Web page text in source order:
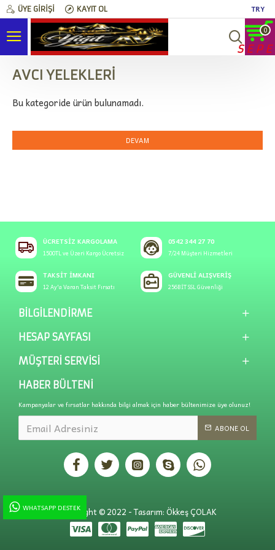
ÜYE GIRIŞI KAYIT OL TRY
0
WHATSAPP DESTEK
AVCI YELEKLERİ
Bu kategoride ürün bulunamadı.
DEVAM
ÜCRETSIZ KARGOLAMA
1500TL ve Üzeri Kargo Ücretsiz
0542 344 27 70
7/24 Müşteri Hizmetleri
TAKSIT İMKANI
12 Ay'a Varan Taksit Fırsatı
GÜVENLI ALIŞVERIŞ
256BİT SSL Güvenliği
BILGILENDIRME
HESAP SAYFASI
MÜŞTERI SERVISI
HABER BÜLTENI
Kampanyalar ve fırsatlar hakkında bilgi almak için haber bültenimize üye olunuz!
ABONE OL
Copyright © 2022 - Tasarım: Ökkeş ÇOLAK